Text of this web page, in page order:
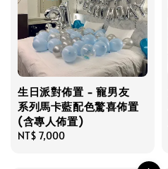
生日派對佈置 - 寵男友
系列馬卡藍配色驚喜佈置
(含專人佈置)
Regular
NT$ 7,000